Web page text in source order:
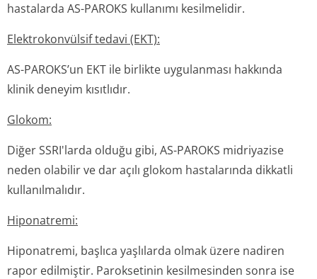
hastalarda AS-PAROKS kullanımı kesilmelidir.
Elektrokonvülsif tedavi (EKT):
AS-PAROKS’un EKT ile birlikte uygulanması hakkında
klinik deneyim kısıtlıdır.
Glokom:
Diğer SSRI'larda olduğu gibi, AS-PAROKS midriyazise
neden olabilir ve dar açılı glokom hastalarında dikkatli
kullanılmalıdır.
Hiponatremi:
Hiponatremi, başlıca yaşlılarda olmak üzere nadiren
rapor edilmiştir. Paroksetinin kesilmesinden sonra ise